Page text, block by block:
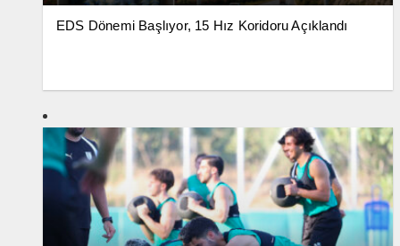
EDS Dönemi Başlıyor, 15 Hız Koridoru Açıklandı